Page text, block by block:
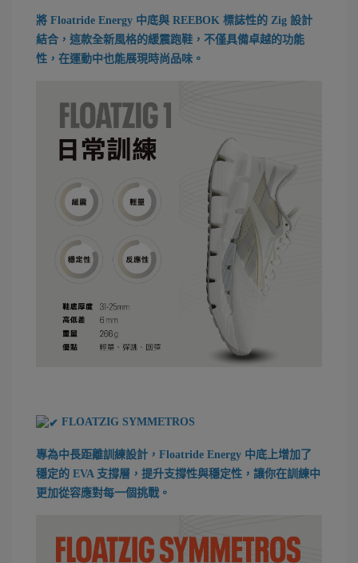
將 Floatride Energy 中底與 REEBOK 標誌性的 Zig 設計
結合，這款全新風格的緩震跑鞋，不僅具備卓越的功能
性，在運動中也能展現時尚品味。
FLOATZIG SYMMETROS
專為中長距離訓練設計，Floatride Energy 中底上增加了
穩定的 EVA 支撐層，提升支撐性與穩定性，讓你在訓練中
更加從容應對每一個挑戰。